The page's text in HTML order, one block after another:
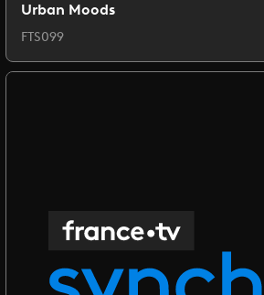
Urban Moods
FTS099